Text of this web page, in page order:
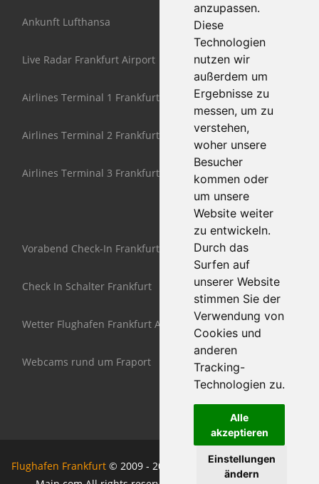
anzupassen.
Diese
Technologien
nutzen wir
außerdem um
Ergebnisse zu
messen, um zu
verstehen,
woher unsere
Besucher
kommen oder
um unsere
Website weiter
zu entwickeln.
Durch das
Surfen auf
unserer Website
stimmen Sie der
Verwendung von
Cookies und
anderen
Tracking-
Technologien zu.
Alle
akzeptieren
Einstellungen
ändern
Ankunft Lufthansa
Live Radar Frankfurt Airport
Airlines Terminal 1 Frankfurt
Airlines Terminal 2 Frankfurt
Airlines Terminal 3 Frankfurt
Vorabend Check-In Frankfurt
Check In Schalter Frankfurt
Wetter Flughafen Frankfurt Airport
Webcams rund um Fraport
Flughafen Frankfurt © 2009 - 2026 www.Airport-Frankfurt-am-